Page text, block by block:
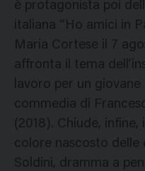
è protagonista poi
italiana “Ho amici in
Maria Cortese il 7
affronta il tema
lavoro per un
commedia di
(2018). Chiude,
colore nascosto delle
Soldini, dramma a